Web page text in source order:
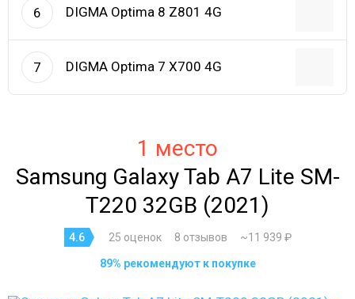
6 DIGMA Optima 8 Z801 4G
7 DIGMA Optima 7 X700 4G
1 место
Samsung Galaxy Tab A7 Lite SM-
T220 32GB (2021)
4.6 25 оценок 8 отзывов ~11 939 ₽
89% рекомендуют к покупке